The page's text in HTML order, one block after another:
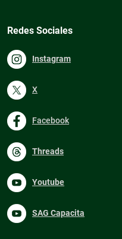
Redes Sociales
Instagram
X
Facebook
Threads
Youtube
SAG Capacita